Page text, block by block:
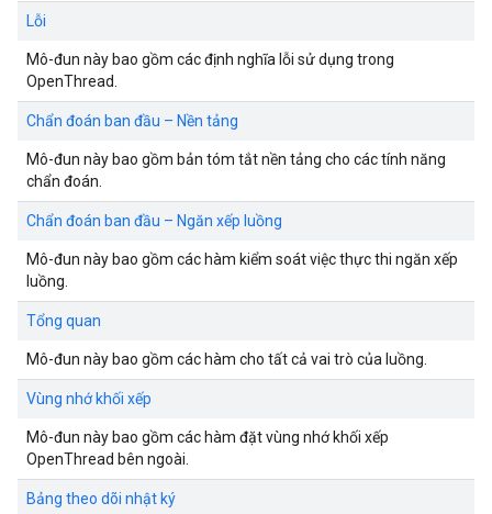
Lỗi
Mô-đun này bao gồm các định nghĩa lỗi sử dụng trong
OpenThread.
Chẩn đoán ban đầu – Nền tảng
Mô-đun này bao gồm bản tóm tắt nền tảng cho các tính năng
chẩn đoán.
Chẩn đoán ban đầu – Ngăn xếp luồng
Mô-đun này bao gồm các hàm kiểm soát việc thực thi ngăn xếp
luồng.
Tổng quan
Mô-đun này bao gồm các hàm cho tất cả vai trò của luồng.
Vùng nhớ khối xếp
Mô-đun này bao gồm các hàm đặt vùng nhớ khối xếp
OpenThread bên ngoài.
Bảng theo dõi nhật ký